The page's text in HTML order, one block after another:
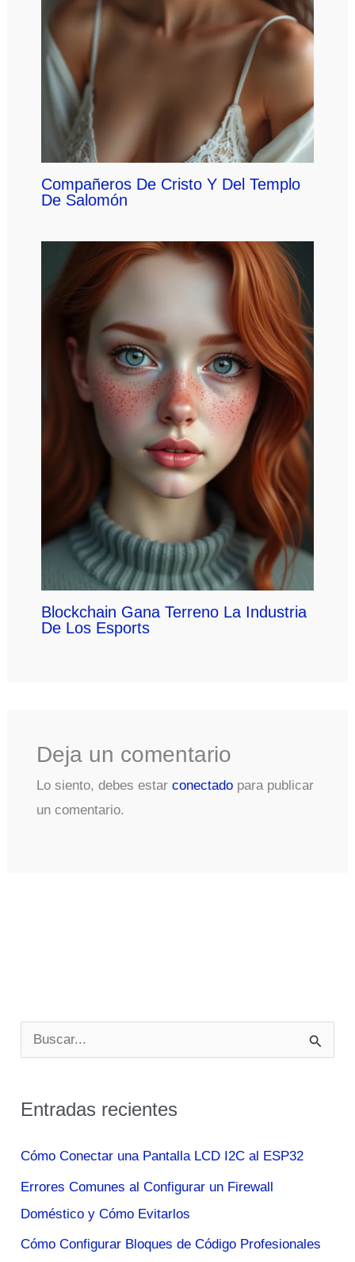
Compañeros De Cristo Y Del Templo
De Salomón
Blockchain Gana Terreno La Industria
De Los Esports
Deja un comentario
Lo siento, debes estar conectadopara publicar
un comentario.
u
c
p
o
r
Entradas recientes
Cómo Conectar una Pantalla LCD I2C al ESP32
Errores Comunes al Configurar un Firewall
Doméstico y Cómo Evitarlos
Cómo Configurar Bloques de Código Profesionales